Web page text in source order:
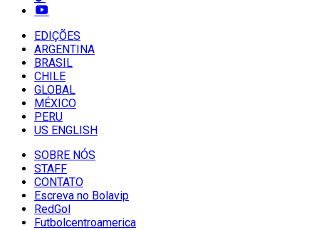
EDIÇÕES
ARGENTINA
BRASIL
CHILE
GLOBAL
MÉXICO
PERU
US ENGLISH
SOBRE NÓS
STAFF
CONTATO
Escreva no Bolavip
RedGol
Futbolcentroamerica